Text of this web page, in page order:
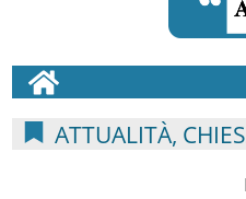
ATTUALITÀ,